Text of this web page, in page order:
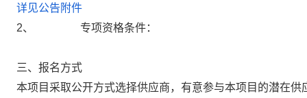
详见公告附件
2、 专项资格条件：
三、报名方式
本项目采取公开方式选择供应商，有意参与本项目的潜在